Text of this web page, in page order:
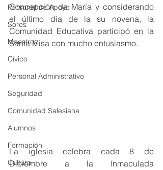
Personal de Apoyo
Sores
Maestros
Cívico
Personal Administrativo
Seguridad
Comunidad Salesiana
Alumnos
Formación
Cultura
Concepción de María y considerando
el último día de la su novena, la
Comunidad Educativa participó en la
Santa Misa con mucho entusiasmo.
La iglesia celebra cada 8 de
Diciembre a la Inmaculada